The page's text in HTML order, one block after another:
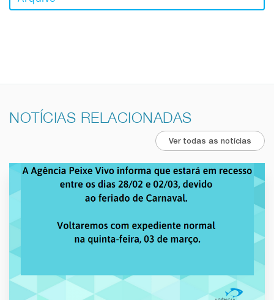
NOTÍCIAS RELACIONADAS
Ver todas as notícias